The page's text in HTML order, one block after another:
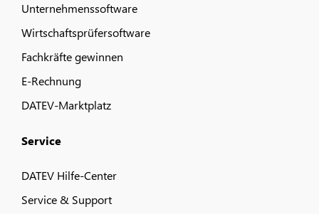
Unternehmenssoftware
Wirtschaftsprüfersoftware
Fachkräfte gewinnen
E-Rechnung
DATEV-Marktplatz
Service
DATEV Hilfe-Center
Service & Support